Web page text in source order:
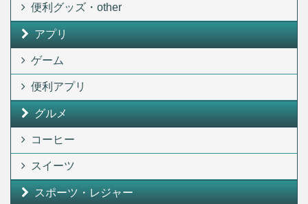
便利グッズ・other
アプリ
ゲーム
便利アプリ
グルメ
コーヒー
スイーツ
スポーツ・レジャー